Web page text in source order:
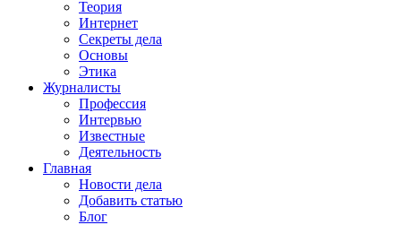
Теория
Интернет
Секреты дела
Основы
Этика
Журналисты
Профессия
Интервью
Известные
Деятельность
Главная
Новости дела
Добавить статью
Блог